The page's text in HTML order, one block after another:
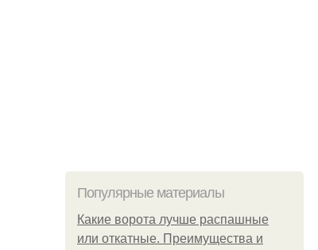
Популярные материалы
Какие ворота лучше распашные
или откатные. Преимущества и